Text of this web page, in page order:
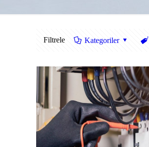
Filtrele Kategoriler